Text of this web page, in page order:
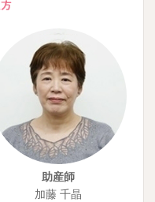
助産師
加藤 千晶